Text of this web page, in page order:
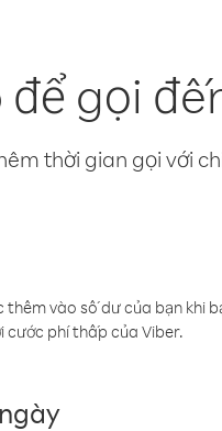
để gọi
thời gian gọi với
vào số dư của bạn khi
cước phí thấp của Viber.